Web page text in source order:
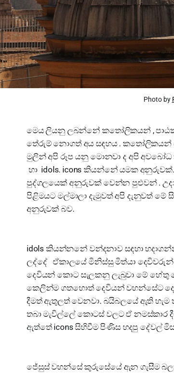
Photo by
මෙය ලියනු ලබන්නේ කතෝලිකයන් ,
තේරුම් නොගත් අය සඳහය . කතෝලිකයන්
මුලින් අපි රූප යනු මොනවා ද අපි අවබෝධ
හා idols. icons කියන්නේ යමක
පුද්ගලයෙක් අනුරුවක් වෙන්න පුළුවන් .
පිළිමයට මල්මාලා දැමුවත් අපි දැනුවත්
අනුරුවක් බව.
idols කියන්නනේ වන්දනාව සඳහා
ලද්දේ ඒකාලයේ මිනිස්සු මිත්යා
දෙවියන් කොට සැලකනු ලැබුවා මේ
කෙලින්ම ගතහොත් දෙවියන් වහන්සේට
දීමත් ඇතුලත් වෙනවා. බයිබලයේ ඇති
තබා මැවිල්ලේ කොටස් වලට ඒ නමස්කාර
ඇත්තේ icons සිහිවීම පිණිස හදපු දේවල්
ජේසුස් වහන්සේ කුරුසේයේ ඇන ගැසීම